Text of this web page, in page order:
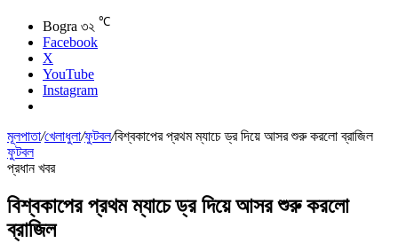
Bogra ৩২ ℃
Facebook
X
YouTube
Instagram
মূলপাতা/খেলাধুলা/ফুটবল/বিশ্বকাপের প্রথম ম্যাচে ড্র দিয়ে আসর শুরু করলো ব্রাজিল
ফুটবল
প্রধান খবর
বিশ্বকাপের প্রথম ম্যাচে ড্র দিয়ে আসর শুরু করলো
ব্রাজিল